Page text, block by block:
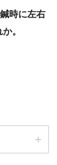
時に左右
。